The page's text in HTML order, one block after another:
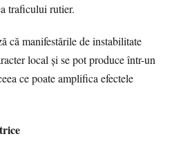
traficului rutier.
că manifestările de instabilitate
local și se pot produce într-un
ce poate amplifica efectele